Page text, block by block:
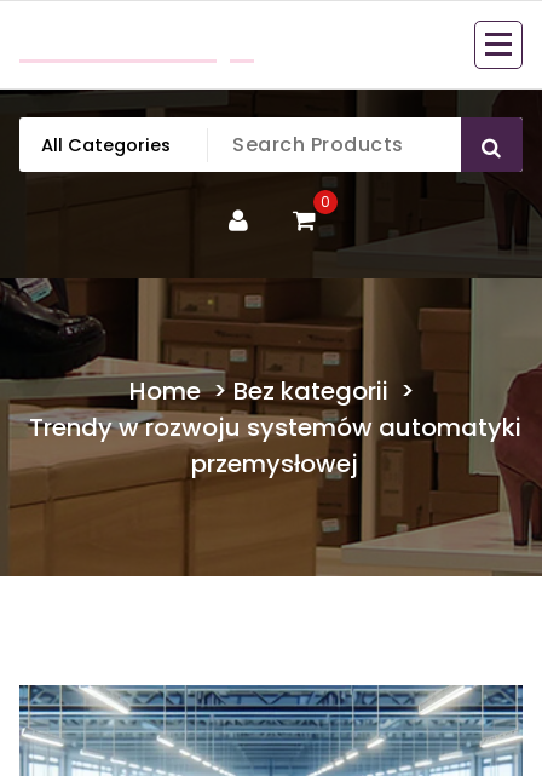
content
0
Home>Bez kategorii >
Trendy w rozwoju systemów automatyki
przemysłowej